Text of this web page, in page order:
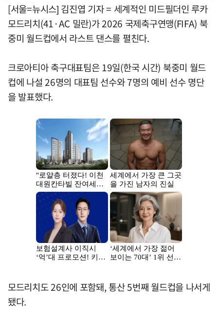
[서울=뉴시스] 김진엽 기자 = 세계적인 미드필더인 루카
모드리치(41·AC 밀란)가 2026 국제축구연맹(FIFA) 북
중미 월드컵에서 라스트 댄스를 펼친다.
크로아티아 축구대표팀은 19일(한국 시간) 북중미 월드
컵에 나설 26명의 대표팀 선수와 7명의 예비 선수 명단
을 발표했다.
모드리치도 26인에 포함돼, 통산 5번째 월드컵을 나서게
됐다.